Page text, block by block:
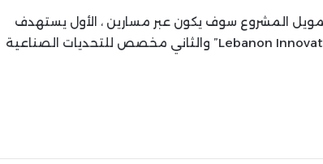
تمويل المشروع سوف يكون عبر مسارين ، الأول يستهدف
الابتكارات القابلة للتطبيق تجاريًا من خلال برنامج “Lebanon Innovate” والثاني مخصص للتحديات الصناعية